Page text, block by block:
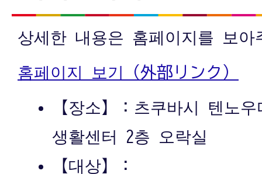
상세한 내용은 홈페이지를 보아
홈페이지 보기（外部リンク）
【장소】：츠쿠바시 텐노
생활센터 2층 오락실
【대상】：